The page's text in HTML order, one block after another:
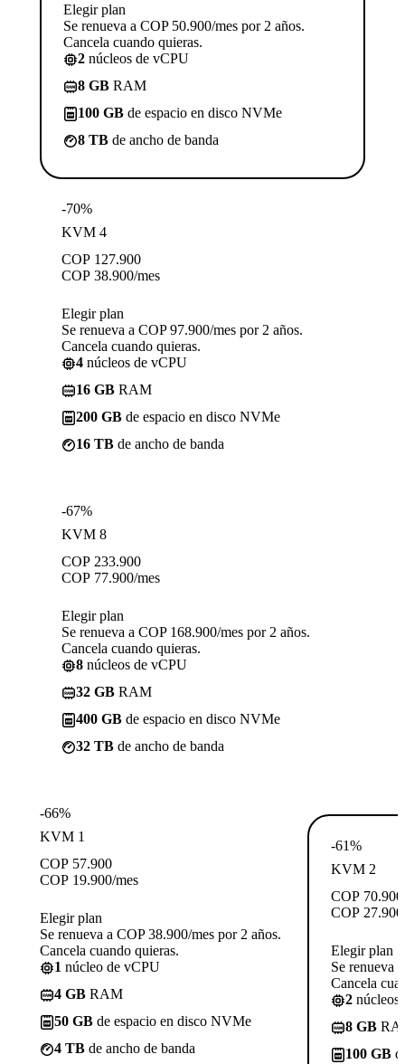
Elegir plan
Se renueva a COP 50.900/mes por 2 años.
Cancela cuando quieras.
2 núcleos de vCPU
8 GB RAM
100 GB de espacio en disco NVMe
8 TB de ancho de banda
-70%
KVM 4
COP 127.900
COP 38.900/mes
Elegir plan
Se renueva a COP 97.900/mes por 2 años.
Cancela cuando quieras.
4 núcleos de vCPU
16 GB RAM
200 GB de espacio en disco NVMe
16 TB de ancho de banda
-67%
KVM 8
COP 233.900
COP 77.900/mes
Elegir plan
Se renueva a COP 168.900/mes por 2 años.
Cancela cuando quieras.
8 núcleos de vCPU
32 GB RAM
400 GB de espacio en disco NVMe
32 TB de ancho de banda
-66%
KVM 1
COP 57.900
COP 19.900/mes
Elegir plan
Se renueva a COP 38.900/mes por 2 años.
Cancela cuando quieras.
1 núcleo de vCPU
4 GB RAM
50 GB de espacio en disco NVMe
4 TB de ancho de banda
-61%
KVM 2
COP 70.900
COP 27.900
Elegir plan
Se renueva
Cancela
2 núcleos
8 GB
100 GB